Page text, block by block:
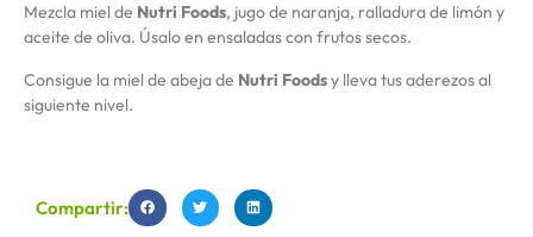
Mezcla miel de Nutri Foods, jugo de naranja, ralladura de limón y
aceite de oliva. Úsalo en ensaladas con frutos secos.
Consigue la miel de abeja de Nutri Foodsy lleva tus aderezos al
siguiente nivel.
Compartir: